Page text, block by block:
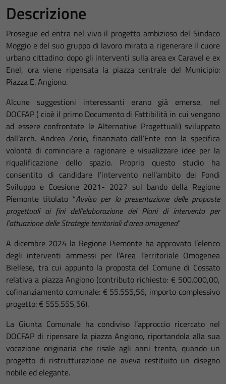
Descrizione
Prosegue ed entra nel vivo il progetto ambizioso del Sindaco
Moggio e del suo gruppo di lavoro mirato a rigenerare il cuore
urbano cittadino: dopo gli interventi sulla area ex Caravel e ex
Enel, ora viene ripensata la piazza centrale del Municipio:
Piazza E. Angiono.
Alcune suggestioni interessanti erano già emerse, nel
DOCFAP ( cioè il primo Documento di Fattibilità in cui vengono
ad essere confrontate le Alternative Progettuali) sviluppato
dall’arch. Andrea Zorio, finanziato dall’Ente con la specifica
volontà di cominciare a ragionare e visualizzare idee per la
riqualificazione dello spazio. Proprio questo studio ha
consentito di candidare l’intervento nell’ambito dei Fondi
Sviluppo e Coesione 2021- 2027 sul bando della Regione
Piemonte titolato “Avviso per la presentazione delle proposte
progettuali ai fini dell’elaborazione dei Piani di intervento per
l’attuazione delle Strategie territoriali d'area omogenea”
A dicembre 2024 la Regione Piemonte ha approvato l’elenco
degli interventi ammessi per l’Area Territoriale Omogenea
Biellese, tra cui appunto la proposta del Comune di Cossato
relativa a piazza Angiono (contributo richiesto: € 500.000,00,
cofinanziamento comunale: € 55.555,56, importo complessivo
progetto: € 555.555,56).
La Giunta Comunale ha condiviso l’approccio ricercato nel
DOCFAP di ripensare la piazza Angiono, riportandola alla sua
vocazione originaria che risale agli anni trenta, quando un
progetto di ristrutturazione ne aveva restituito un disegno
nobile ed elegante.